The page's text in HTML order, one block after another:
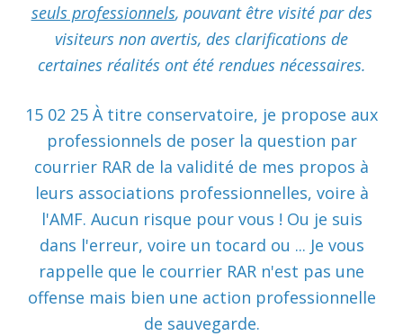
seuls professionnels, pouvant être visité par des
visiteurs non avertis, des clarifications de
certaines réalités ont été rendues nécessaires.
15 02 25 À titre conservatoire, je propose aux
professionnels de poser la question par
courrier RAR de la validité de mes propos à
leurs associations professionnelles, voire à
l'AMF. Aucun risque pour vous ! Ou je suis
dans l'erreur, voire un tocard ou ... Je vous
rappelle que le courrier RAR n'est pas une
offense mais bien une action professionnelle
de sauvegarde.